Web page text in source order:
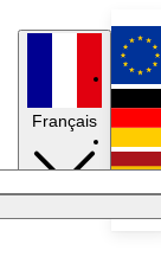
Français